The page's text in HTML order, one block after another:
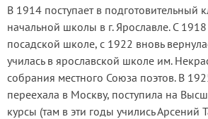
В 1914 поступает в подготовительный
начальной школы в г. Ярославле. С
посадской школе, с 1922 вновь
училась в ярославской школе им.
собрания местного Союза поэтов. В
переехала в Москву, поступила на
курсы (там в эти годы учились Арсений